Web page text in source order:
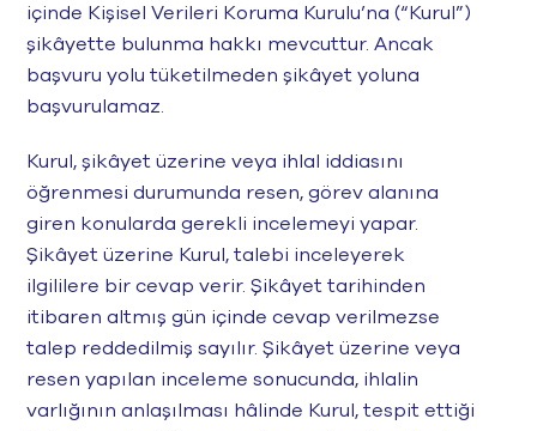
içinde Kişisel Verileri Koruma Kurulu’na (“Kurul”)
şikâyette bulunma hakkı mevcuttur. Ancak
başvuru yolu tüketilmeden şikâyet yoluna
başvurulamaz.
Kurul, şikâyet üzerine veya ihlal iddiasını
öğrenmesi durumunda resen, görev alanına
giren konularda gerekli incelemeyi yapar.
Şikâyet üzerine Kurul, talebi inceleyerek
ilgililere bir cevap verir. Şikâyet tarihinden
itibaren altmış gün içinde cevap verilmezse
talep reddedilmiş sayılır. Şikâyet üzerine veya
resen yapılan inceleme sonucunda, ihlalin
varlığının anlaşılması hâlinde Kurul, tespit ettiği